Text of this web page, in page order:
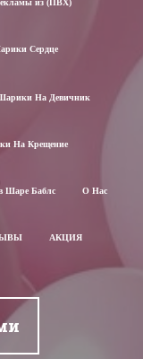
из (ПВХ)
Сердце
На Девичник
На Крещение
Шаре Баблс О Нас
АКЦИЯ